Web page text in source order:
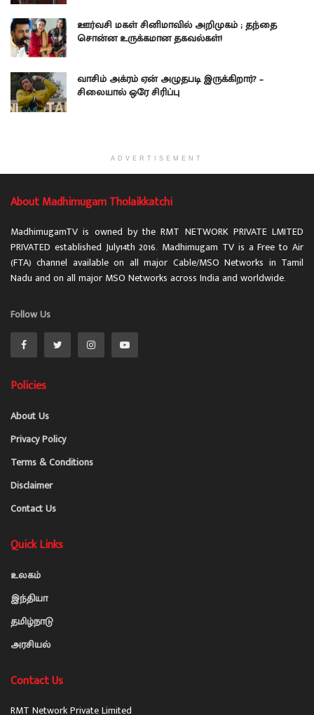
ஊர்வசி மகள் சினிமாவில் அறிமுகம் ; தந்தை
சொன்ன உருக்கமான தகவல்கள்!
வாசிம் அக்ரம் ஏன் அழுதபடி இருக்கிறார்? –
சிலையால் ஒரே சிரிப்பு
ADVERTISEMENT
About Madhimugam Tholaikkatchi
MadhimugamTV is owned by the RMT NETWORK PRIVATE LMITED
PRIVATED established July14th 2016. Madhimugam TV is a Free to Air
(FTA) channel available on all major Cable/MSO Networks in Tamil
Nadu and on all major MSO Networks across India and worldwide.
Follow Us
Policies
About Us
Privacy Policy
Terms & Conditions
Disclaimer
Contact Us
Quick Links
உலகம்
இந்தியா
தமிழ்நாடு
அரசியல்
Contact Us
RMT Network Private Limited